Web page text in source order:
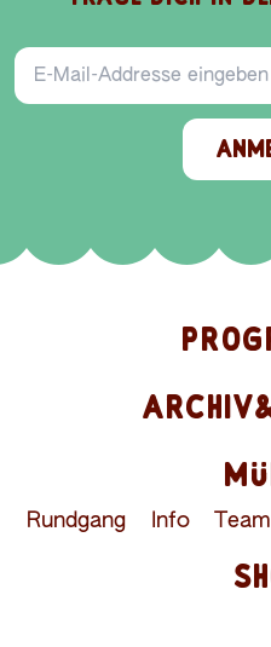
E-Mail-Addresse
Rundgang Info Team